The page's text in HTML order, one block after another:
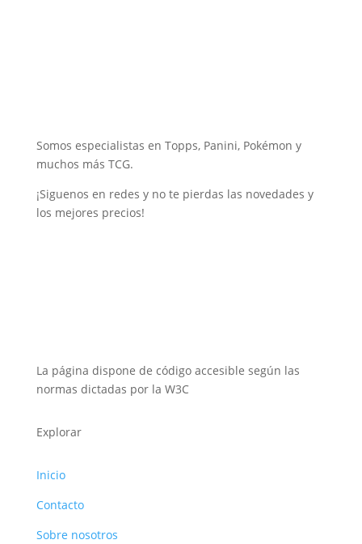
Somos especialistas en Topps, Panini, Pokémon y
muchos más TCG.
¡Siguenos en redes y no te pierdas las novedades y
los mejores precios!
La página dispone de código accesible según las
normas dictadas por la W3C
Explorar
Inicio
Contacto
Sobre nosotros